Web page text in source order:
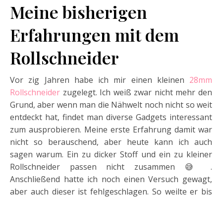
Meine bisherigen
Erfahrungen mit dem
Rollschneider
Vor zig Jahren habe ich mir einen kleinen 28mm
Rollschneider zugelegt. Ich weiß zwar nicht mehr den
Grund, aber wenn man die Nähwelt noch nicht so weit
entdeckt hat, findet man diverse Gadgets interessant
zum ausprobieren. Meine erste Erfahrung damit war
nicht so berauschend, aber heute kann ich auch
sagen warum. Ein zu dicker Stoff und ein zu kleiner
Rollschneider passen nicht zusammen 😅 .
Anschließend hatte ich noch einen Versuch gewagt,
aber auch dieser ist fehlgeschlagen. So weilte er bis